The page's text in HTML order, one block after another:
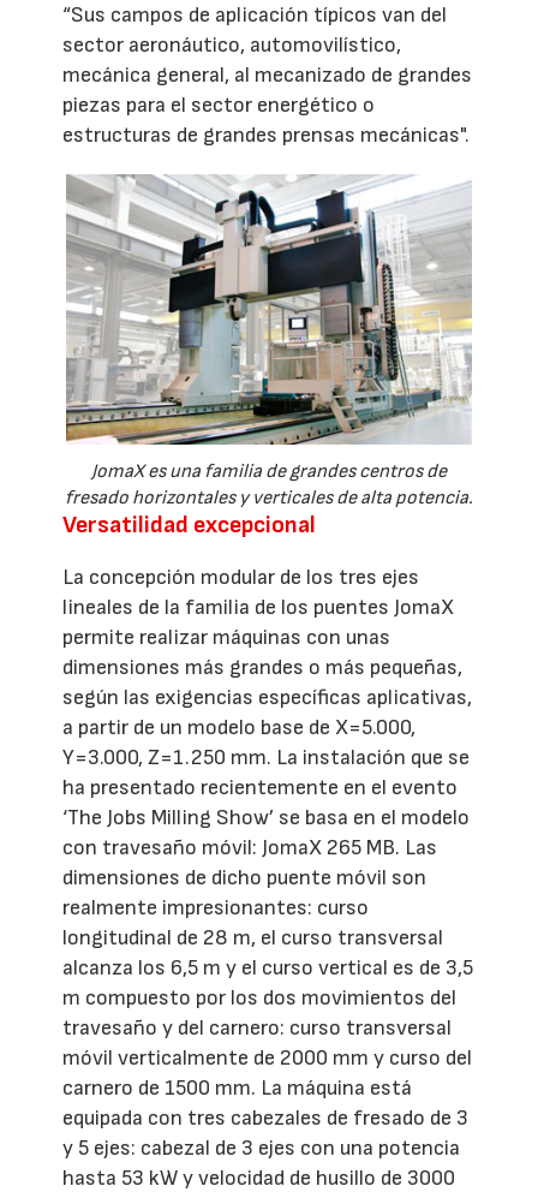
“Sus campos de aplicación típicos van del
sector aeronáutico, automovilístico,
mecánica general, al mecanizado de grandes
piezas para el sector energético o
estructuras de grandes prensas mecánicas".
JomaX es una familia de grandes centros de
fresado horizontales y verticales de alta potencia.
Versatilidad excepcional
La concepción modular de los tres ejes
lineales de la familia de los puentes JomaX
permite realizar máquinas con unas
dimensiones más grandes o más pequeñas,
según las exigencias específicas aplicativas,
a partir de un modelo base de X=5.000,
Y=3.000, Z=1.250 mm. La instalación que se
ha presentado recientemente en el evento
‘The Jobs Milling Show’ se basa en el modelo
con travesaño móvil: JomaX 265 MB. Las
dimensiones de dicho puente móvil son
realmente impresionantes: curso
longitudinal de 28 m, el curso transversal
alcanza los 6,5 m y el curso vertical es de 3,5
m compuesto por los dos movimientos del
travesaño y del carnero: curso transversal
móvil verticalmente de 2000 mm y curso del
carnero de 1500 mm. La máquina está
equipada con tres cabezales de fresado de 3
y 5 ejes: cabezal de 3 ejes con una potencia
hasta 53 kW y velocidad de husillo de 3000